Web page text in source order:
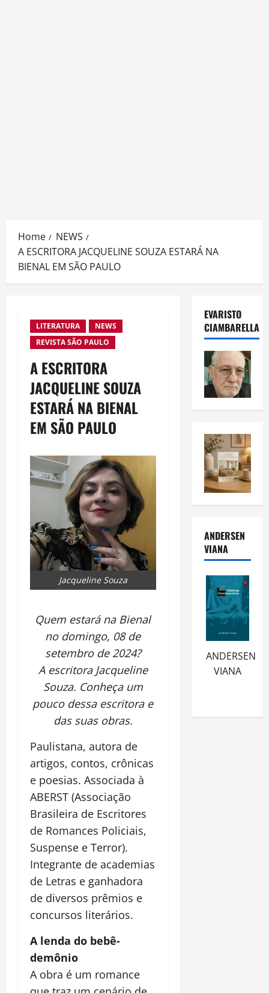
Home
NEWS
A ESCRITORA JACQUELINE SOUZA ESTARÁ NA
BIENAL EM SÃO PAULO
LITERATURA
NEWS
REVISTA SÃO PAULO
A ESCRITORA
JACQUELINE SOUZA
ESTARÁ NA BIENAL
EM SÃO PAULO
Jacqueline Souza
Quem estará na Bienal
no domingo, 08 de
setembro de 2024?
A escritora Jacqueline
Souza. Conheça um
pouco dessa escritora e
das suas obras.
Paulistana, autora de
artigos, contos, crônicas
e poesias. Associada à
ABERST (Associação
Brasileira de Escritores
de Romances Policiais,
Suspense e Terror).
Integrante de academias
de Letras e ganhadora
de diversos prêmios e
concursos literários.
A lenda do bebê-
demônio
A obra é um romance
EVARISTO
CIAMBARELLA
ANDERSEN
VIANA
ANDERSEN
VIANA